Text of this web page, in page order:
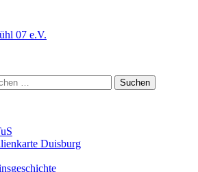
Duisburg